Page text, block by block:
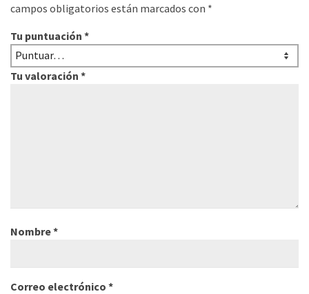
campos obligatorios están marcados con *
Tu puntuación *
Tu valoración *
Nombre*
Correo electrónico *